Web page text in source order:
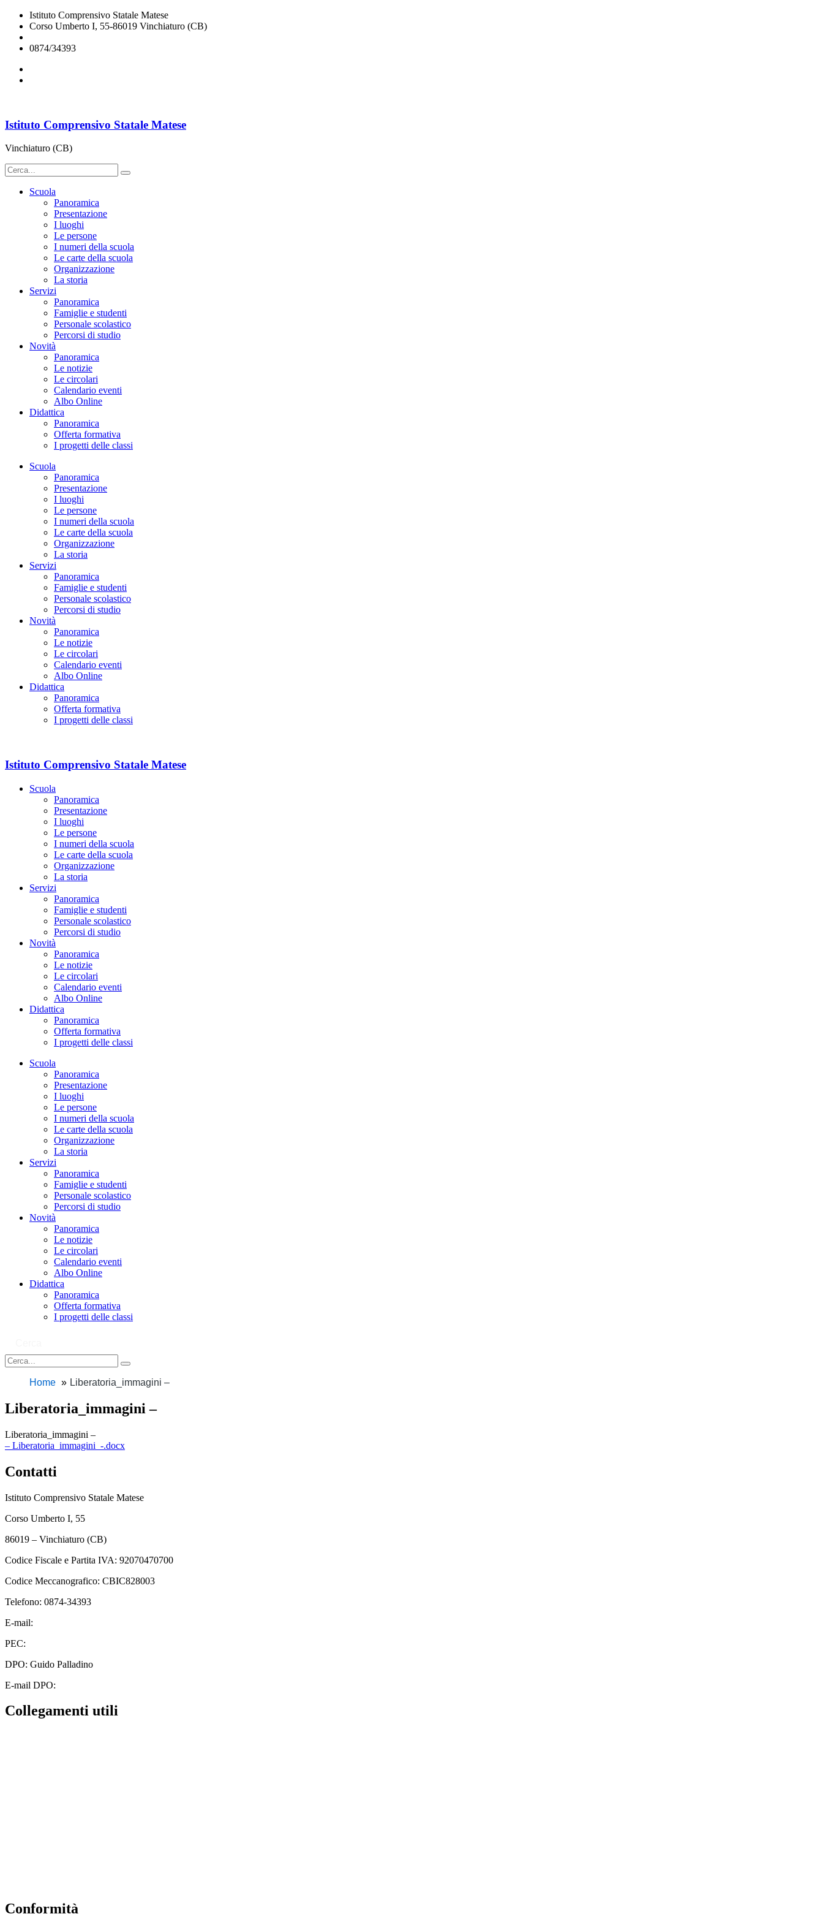
Istituto Comprensivo Statale Matese
Corso Umberto I, 55-86019 Vinchiaturo (CB)
0874/34393
Istituto Comprensivo Statale Matese
Vinchiaturo (CB)
Scuola
Panoramica
Presentazione
I luoghi
Le persone
I numeri della scuola
Le carte della scuola
Organizzazione
La storia
Servizi
Panoramica
Famiglie e studenti
Personale scolastico
Percorsi di studio
Novità
Panoramica
Le notizie
Le circolari
Calendario eventi
Albo Online
Didattica
Panoramica
Offerta formativa
I progetti delle classi
Scuola
Panoramica
Presentazione
I luoghi
Le persone
I numeri della scuola
Le carte della scuola
Organizzazione
La storia
Servizi
Panoramica
Famiglie e studenti
Personale scolastico
Percorsi di studio
Novità
Panoramica
Le notizie
Le circolari
Calendario eventi
Albo Online
Didattica
Panoramica
Offerta formativa
I progetti delle classi
Istituto Comprensivo Statale Matese
Scuola
Panoramica
Presentazione
I luoghi
Le persone
I numeri della scuola
Le carte della scuola
Organizzazione
La storia
Servizi
Panoramica
Famiglie e studenti
Personale scolastico
Percorsi di studio
Novità
Panoramica
Le notizie
Le circolari
Calendario eventi
Albo Online
Didattica
Panoramica
Offerta formativa
I progetti delle classi
Scuola
Panoramica
Presentazione
I luoghi
Le persone
I numeri della scuola
Le carte della scuola
Organizzazione
La storia
Servizi
Panoramica
Famiglie e studenti
Personale scolastico
Percorsi di studio
Novità
Panoramica
Le notizie
Le circolari
Calendario eventi
Albo Online
Didattica
Panoramica
Offerta formativa
I progetti delle classi
Home Liberatoria_immagini –
Liberatoria_immagini –
Liberatoria_immagini –
– Liberatoria_immagini_-.docx
Contatti
Istituto Comprensivo Statale Matese
Corso Umberto I, 55
86019 – Vinchiaturo (CB)
Codice Fiscale e Partita IVA: 92070470700
Codice Meccanografico: CBIC828003
Telefono: 0874-34393
E-mail:
PEC:
DPO: Guido Palladino
E-mail DPO:
Collegamenti utili
Conformità